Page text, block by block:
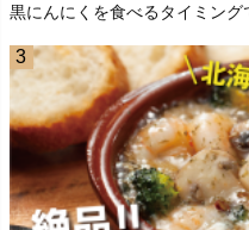
黒にんにくを食べるタイミング